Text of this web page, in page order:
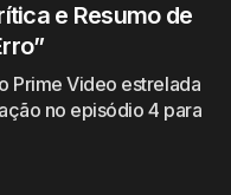
e Resumo de
Prime Video estrelada
no episódio 4 para